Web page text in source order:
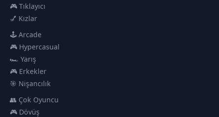
🎮 Tıklayıcı
💅 Kızlar
🕹️ Arcade
🎮 Hypercasual
🏎️ Yarış
🎮 Erkekler
🎯 Nişancılık
👥 Çok Oyuncu
🎮 Dövüş